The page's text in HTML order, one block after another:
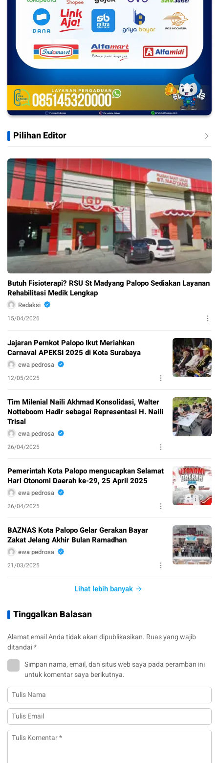
Pilihan Editor
Butuh Fisioterapi? RSU St Madyang Palopo Sediakan Layanan
Rehabilitasi Medik Lengkap
Redaksi
15/04/2026
Jajaran Pemkot Palopo Ikut Meriahkan
Carnaval APEKSI 2025 di Kota Surabaya
ewa pedrosa
12/05/2025
Tim Milenial Naili Akhmad Konsolidasi, Walter
Notteboom Hadir sebagai Representasi H. Naili
Trisal
ewa pedrosa
26/04/2025
Pemerintah Kota Palopo mengucapkan Selamat
Hari Otonomi Daerah ke-29, 25 April 2025
ewa pedrosa
26/04/2025
BAZNAS Kota Palopo Gelar Gerakan Bayar
Zakat Jelang Akhir Bulan Ramadhan
ewa pedrosa
21/03/2025
Lihat lebih banyak
Tinggalkan Balasan
Alamat email Anda tidak akan dipublikasikan. Ruas yang wajib
ditandai*
Simpan nama, email, dan situs web saya pada peramban ini
untuk komentar saya berikutnya.